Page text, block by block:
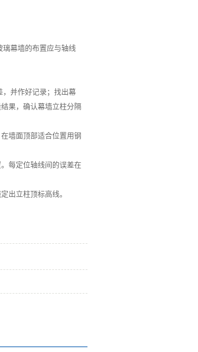
璃幕墙的布置应与轴线
，并作好记录；找出幕
果，确认幕墙立柱分隔
墙面顶部适合位置用钢
每定位轴线间的误差在
出立柱顶标高线。